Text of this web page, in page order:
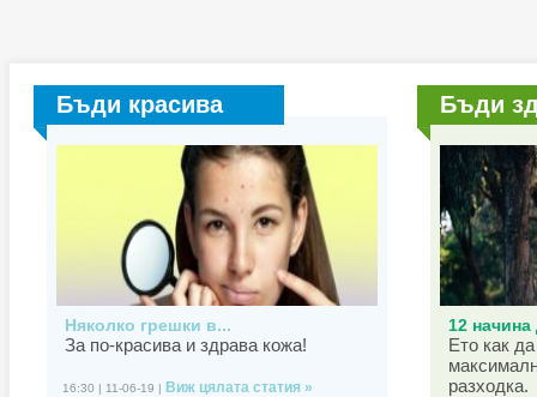
Бъди красива
Няколко грешки в...
За по-красива и здрава кожа!
16:30 | 11-06-19 | Виж цялата статия »
Бъди
12 начина
Ето как
разходка.